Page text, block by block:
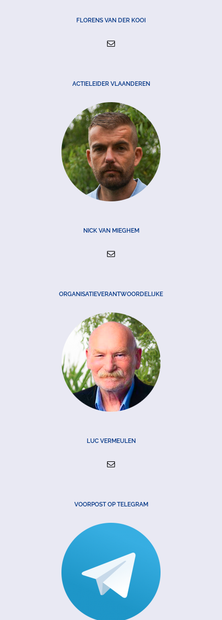
FLORENS VAN DER KOOI
ACTIELEIDER VLAANDEREN
NICK VAN MIEGHEM
ORGANISATIEVERANTWOORDELIJKE
LUC VERMEULEN
VOORPOST OP TELEGRAM